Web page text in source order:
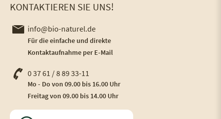
KONTAKTIEREN SIE UNS!
info@bio-naturel.de
Für die einfache und direkte
Kontaktaufnahme per E-Mail
0 37 61 / 8 89 33-11
Mo - Do von 09.00 bis 16.00 Uhr
Freitag von 09.00 bis 14.00 Uhr